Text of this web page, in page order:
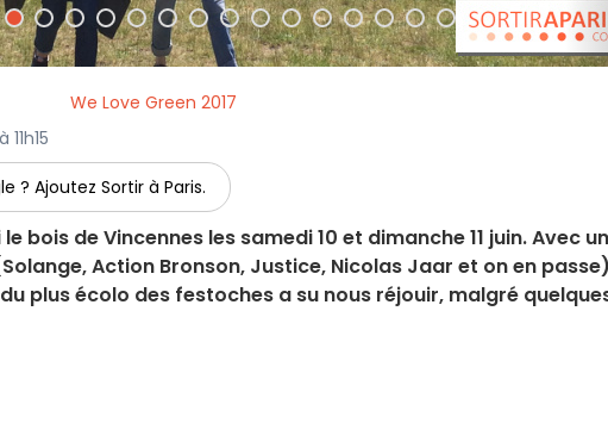
We Love Green 2017
? Ajoutez Sortir à Paris.
bois de Vincennes les samedi 10 et dimanche 11 juin. Avec
Action Bronson, Justice, Nicolas Jaar et on en
plus écolo des festoches a su nous réjouir, malgré